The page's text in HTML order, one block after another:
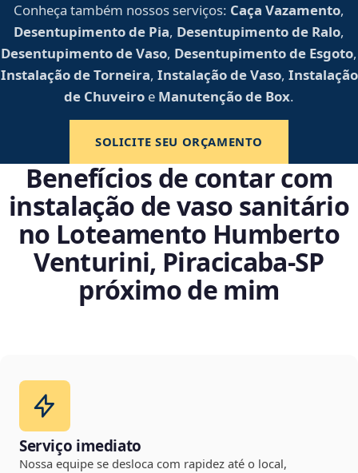
Conheça também nossos serviços: Caça Vazamento,
Desentupimento de Pia, Desentupimento de Ralo,
Desentupimento de Vaso, Desentupimento de Esgoto,
Instalação de Torneira, Instalação de Vaso, Instalação
de Chuveiro e Manutenção de Box.
SOLICITE SEU ORÇAMENTO
Benefícios de contar com
instalação de vaso sanitário
no Loteamento Humberto
Venturini, Piracicaba‑SP
próximo de mim
Serviço imediato
Nossa equipe se desloca com rapidez até o local,